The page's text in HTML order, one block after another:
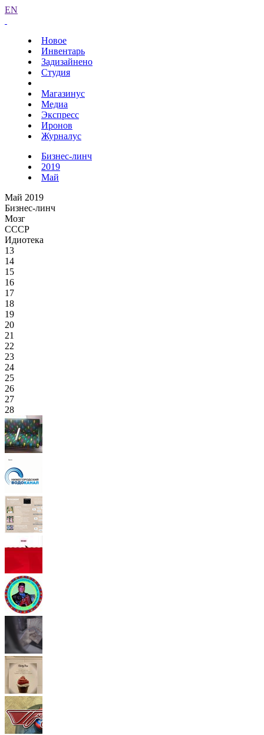
EN
Новое
Инвентарь
Задизайнено
Студия
Магазинус
Медиа
Экспресс
Иронов
Журналус
Бизнес-линч
2019
Май
Май 2019
Бизнес-линч
Мозг
СССР
Идиотека
13
14
15
16
17
18
19
20
21
22
23
24
25
26
27
28